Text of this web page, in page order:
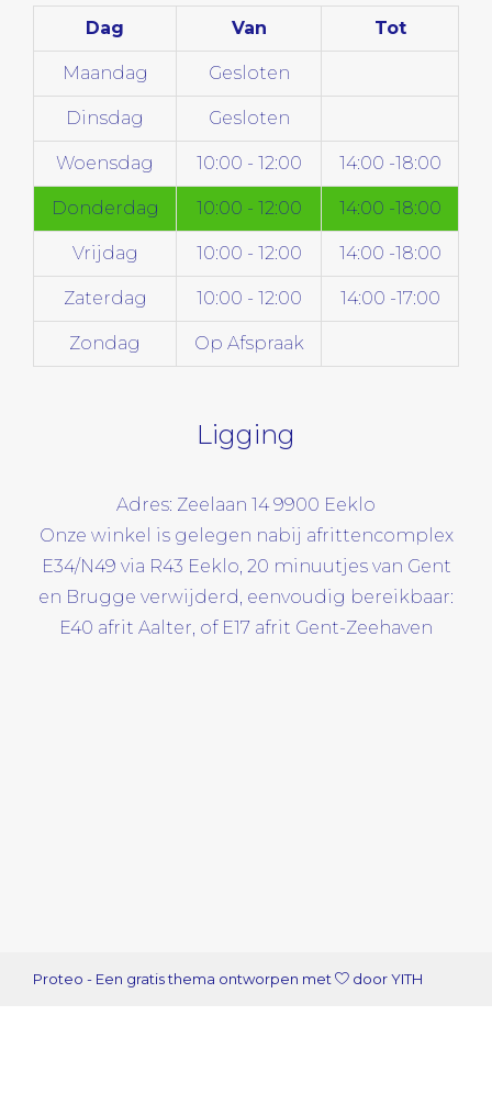
Dag Van Tot
Maandag Gesloten
Dinsdag Gesloten
Woensdag 10:00 - 12:00 14:00 -18:00
Donderdag 10:00 - 12:00 14:00 -18:00
Vrijdag 10:00 - 12:00 14:00 -18:00
Zaterdag 10:00 - 12:00 14:00 -17:00
Zondag Op Afspraak
Ligging
Adres: Zeelaan 14 9900 Eeklo
Onze winkel is gelegen nabij afrittencomplex
E34/N49 via R43 Eeklo, 20 minuutjes van Gent
en Brugge verwijderd, eenvoudig bereikbaar:
E40 afrit Aalter, of E17 afrit Gent-Zeehaven
Proteo - Een gratis thema ontworpen met doorYITH